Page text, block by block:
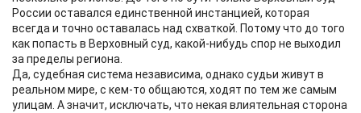
России оставался единственной инстанцией, которая
всегда и точно оставалась над схваткой. Потому что до того
как попасть в Верховный суд, какой-нибудь спор не выходил
за пределы региона.
Да, судебная система независима, однако судьи живут в
реальном мире, с кем-то общаются, ходят по тем же самым
улицам. А значит, исключать, что некая влиятельная сторона